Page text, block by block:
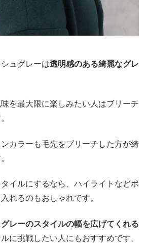
ュグレーは透明感のある綺麗なグレ
を最大限に楽しみたい人はブリーチ
カラーも毛先をブリーチした方が綺
イルにするなら、ハイライトなどポ
れるのもおしゃれです。
レーのスタイルの幅を広げてくれる
に挑戦したい人にもおすすめです。